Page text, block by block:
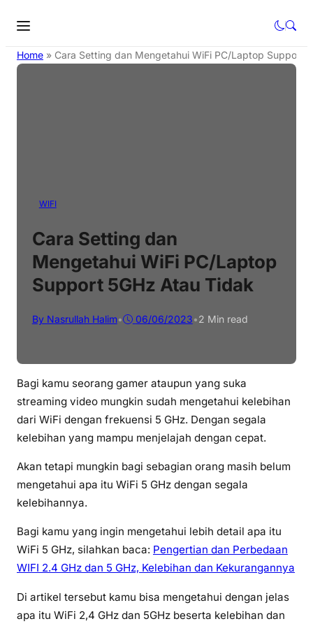
Home » Cara Setting dan Mengetahui WiFi PC/Laptop Support
WIFI
Cara Setting dan
Mengetahui WiFi PC/Laptop
Support 5GHz Atau Tidak
By Nasrullah Halim• 06/06/2023•2 Min read
Bagi kamu seorang gamer ataupun yang suka
streaming video mungkin sudah mengetahui kelebihan
dari WiFi dengan frekuensi 5 GHz. Dengan segala
kelebihan yang mampu menjelajah dengan cepat.
Akan tetapi mungkin bagi sebagian orang masih belum
mengetahui apa itu WiFi 5 GHz dengan segala
kelebihannya.
Bagi kamu yang ingin mengetahui lebih detail apa itu
WiFi 5 GHz, silahkan baca: Pengertian dan Perbedaan
WIFI 2.4 GHz dan 5 GHz, Kelebihan dan Kekurangannya
Di artikel tersebut kamu bisa mengetahui dengan jelas
apa itu WiFi 2,4 GHz dan 5GHz beserta kelebihan dan